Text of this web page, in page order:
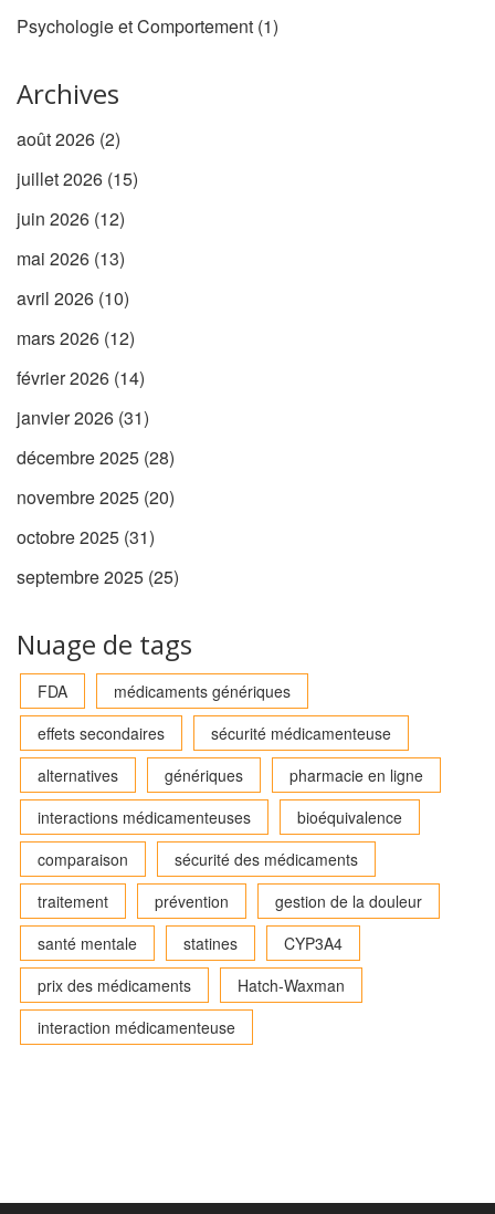
Psychologie et Comportement (1)
Archives
août 2026 (2)
juillet 2026 (15)
juin 2026 (12)
mai 2026 (13)
avril 2026 (10)
mars 2026 (12)
février 2026 (14)
janvier 2026 (31)
décembre 2025 (28)
novembre 2025 (20)
octobre 2025 (31)
septembre 2025 (25)
Nuage de tags
FDA
médicaments génériques
effets secondaires
sécurité médicamenteuse
alternatives
génériques
pharmacie en ligne
interactions médicamenteuses
bioéquivalence
comparaison
sécurité des médicaments
traitement
prévention
gestion de la douleur
santé mentale
statines
CYP3A4
prix des médicaments
Hatch-Waxman
interaction médicamenteuse